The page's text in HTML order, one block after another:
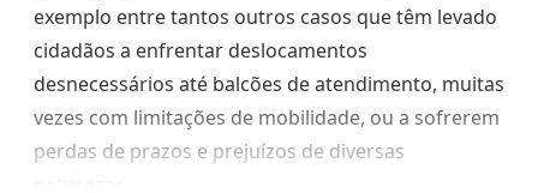
exemplo entre tantos outros casos que têm levado
cidadãos a enfrentar deslocamentos
desnecessários até balcões de atendimento, muitas
vezes com limitações de mobilidade, ou a sofrerem
perdas de prazos e prejuízos de diversas